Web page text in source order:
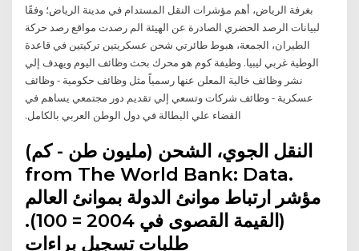
بغرفة الرياض، أهم مؤشرات النقل المستدام في مدينة الرياض؛ وفقًا
لبيانات الرصد الحضري الصادرة عن الهيئة الم رصدت مواقع رصد حركة
الطيران، الجمعة، هبوط طائرتي شحن عسكريتين تركيتين في قاعدة
الوطية غربي ليبيا. وظيفة كوم هو محرك بحث وظائف اليوم ويهدف إلي
نشر وظائف خالية المعلن عنها رسمياً مثل وظائف حكومية - وظائف
عسكرية - وظائف شركات وتسعي إلي تقديم دور مجتمعي يساهم في
القضاء علي البطالة في دول الوطن العربي بالكامل.
النقل الجوي، الشحن (مليون طن - كم)
from The World Bank: Data.
مؤشر ارتباط موانئ الدولة بموانئ العالم
(القيمة القصوى في 2004 = 100).